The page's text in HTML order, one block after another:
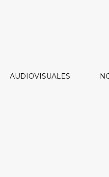
AUDIOVISUALES